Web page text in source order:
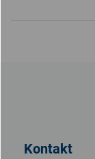
Kontakt